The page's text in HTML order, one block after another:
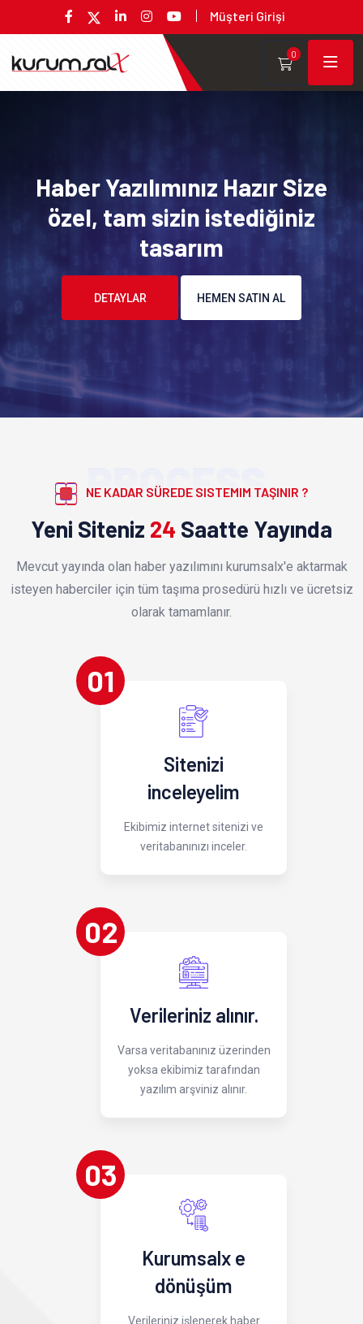
Müşteri Girişi
0
Haber Yazılımınız Hazır Size
özel, tam sizin istediğiniz
tasarım
DETAYLAR HEMEN SATIN AL
PROCESS
NE KADAR SÜREDE SISTEMIM TAŞINIR ?
Yeni Siteniz 24 Saatte Yayında
Mevcut yayında olan haber yazılımını kurumsalx'e aktarmak
isteyen haberciler için tüm taşıma prosedürü hızlı ve ücretsiz
olarak tamamlanır.
01
Sitenizi
inceleyelim
Ekibimiz internet sitenizi ve
veritabanınızı inceler.
02
Verileriniz alınır.
Varsa veritabanınız üzerinden
yoksa ekibimiz tarafından
yazılım arşviniz alınır.
03
Kurumsalx e
dönüşüm
Verileriniz işlenerek haber